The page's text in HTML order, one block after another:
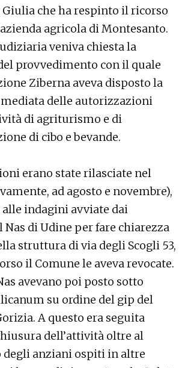
che ha respinto il ricorso
agricola di Montesanto.
veniva chiesta la
provvedimento con il quale
Ziberna aveva disposto la
delle autorizzazioni
di agriturismo e di
di cibo e bevande.
erano state rilasciate nel
ad agosto e novembre),
indagini avviate dai
Nas di Udine per fare chiarezza
struttura di via degli Scogli 53,
il Comune le aveva revocate.
avevano poi posto sotto
su ordine del gip del
A questo era seguita
dell’attività oltre al
anziani ospiti in altre